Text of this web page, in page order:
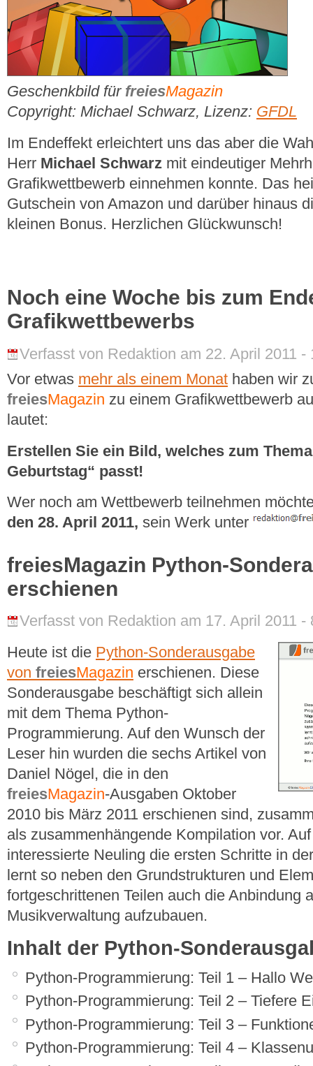
Geschenkbild für freiesMagazin
Copyright: Michael Schwarz, Lizenz: GFDL
Im Endeffekt erleichtert uns das aber die
Herr Michael Schwarz mit eindeutiger
Grafikwettbewerb einnehmen konnte. Das
Gutschein von Amazon und darüber hinaus
kleinen Bonus. Herzlichen Glückwunsch!
Noch eine Woche bis zum
Grafikwettbewerbs
Verfasst von Redaktion am 22. April 2011 -
Vor etwas mehr als einem Monat haben wir
freiesMagazin zu einem Grafikwettbewerb
lautet:
Erstellen Sie ein Bild, welches zum
Geburtstag“ passt!
Wer noch am Wettbewerb teilnehmen
den 28. April 2011, sein Werk unter
freiesMagazin Python-
erschienen
Verfasst von Redaktion am 17. April 2011 -
Heute ist die Python-Sonderausgabe
von freiesMagazin erschienen. Diese
Sonderausgabe beschäftigt sich allein
mit dem Thema Python-
Programmierung. Auf den Wunsch der
Leser hin wurden die sechs Artikel von
Daniel Nögel, die in den
freiesMagazin-Ausgaben Oktober
2010 bis März 2011 erschienen sind,
als zusammenhängende Kompilation vor.
interessierte Neuling die ersten Schritte in
lernt so neben den Grundstrukturen und
fortgeschrittenen Teilen auch die Anbindung
Musikverwaltung aufzubauen.
Inhalt der Python-
Python-Programmierung: Teil 1 – Hallo
Python-Programmierung: Teil 2 – Tiefere
Python-Programmierung: Teil 3 –
Python-Programmierung: Teil 4 –